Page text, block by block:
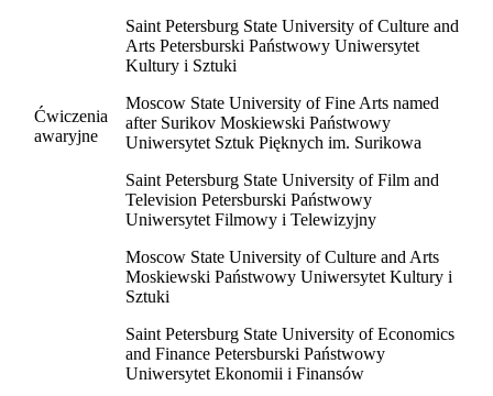
Ćwiczenia
awaryjne
Saint Petersburg State University of Culture and
Arts Petersburski Państwowy Uniwersytet
Kultury i Sztuki
Moscow State University of Fine Arts named
after Surikov Moskiewski Państwowy
Uniwersytet Sztuk Pięknych im. Surikowa
Saint Petersburg State University of Film and
Television Petersburski Państwowy
Uniwersytet Filmowy i Telewizyjny
Moscow State University of Culture and Arts
Moskiewski Państwowy Uniwersytet Kultury i
Sztuki
Saint Petersburg State University of Economics
and Finance Petersburski Państwowy
Uniwersytet Ekonomii i Finansów